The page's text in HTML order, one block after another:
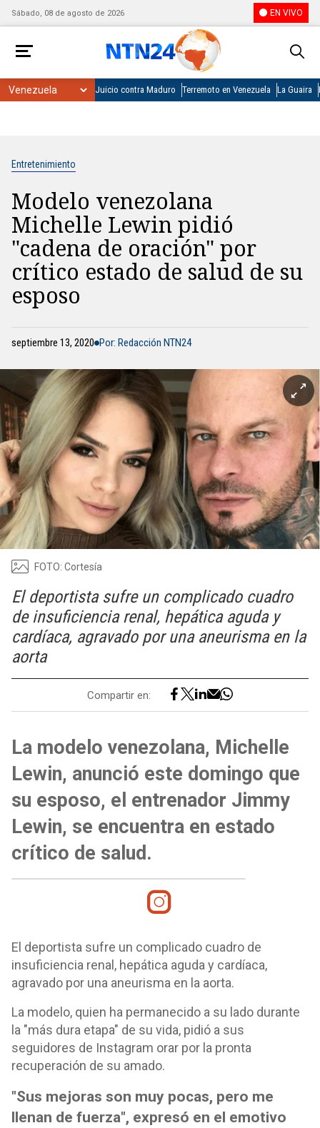
Sábado, 08 de agosto de 2026 EN VIVO
Juicio contra Maduro Terremoto en Venezuela La Guaira
Entretenimiento
Modelo venezolana
Michelle Lewin pidió
"cadena de oración" por
crítico estado de salud de su
esposo
septiembre 13, 2020 Por: Redacción NTN24
FOTO: Cortesía
El deportista sufre un complicado cuadro
de insuficiencia renal, hepática aguda y
cardíaca, agravado por una aneurisma en la
aorta
Compartir en:
La modelo venezolana, Michelle
Lewin, anunció este domingo que
su esposo, el entrenador Jimmy
Lewin, se encuentra en estado
crítico de salud.
El deportista sufre un complicado cuadro de
insuficiencia renal, hepática aguda y cardíaca,
agravado por una aneurisma en la aorta.
La modelo, quien ha permanecido a su lado durante
la "más dura etapa" de su vida, pidió a sus
seguidores de Instagram orar por la pronta
recuperación de su amado.
"Sus mejoras son muy pocas, pero me
llenan de fuerza", expresó en el emotivo